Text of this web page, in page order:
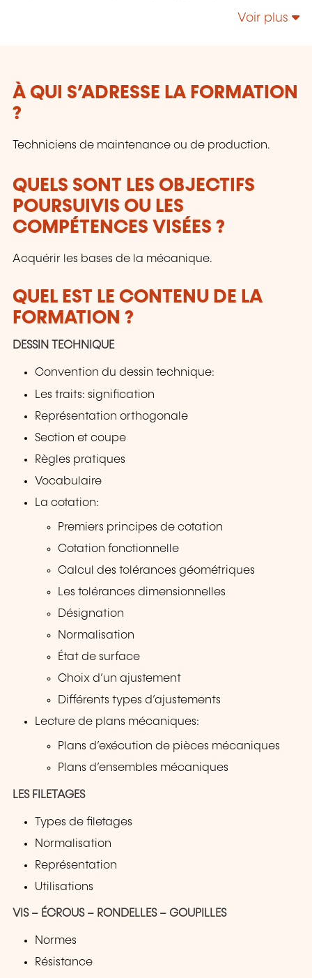
Voir plus
À QUI S’ADRESSE LA FORMATION
?
Techniciens de maintenance ou de production.
QUELS SONT LES OBJECTIFS
POURSUIVIS OU LES
COMPÉTENCES VISÉES ?
Acquérir les bases de la mécanique.
QUEL EST LE CONTENU DE LA
FORMATION ?
DESSIN TECHNIQUE
Convention du dessin technique:
Les traits: signification
Représentation orthogonale
Section et coupe
Règles pratiques
Vocabulaire
La cotation:
Premiers principes de cotation
Cotation fonctionnelle
Calcul des tolérances géométriques
Les tolérances dimensionnelles
Désignation
Normalisation
État de surface
Choix d’un ajustement
Différents types d’ajustements
Lecture de plans mécaniques:
Plans d’exécution de pièces mécaniques
Plans d’ensembles mécaniques
LES FILETAGES
Types de filetages
Normalisation
Représentation
Utilisations
VIS – ÉCROUS – RONDELLES – GOUPILLES
Normes
Résistance